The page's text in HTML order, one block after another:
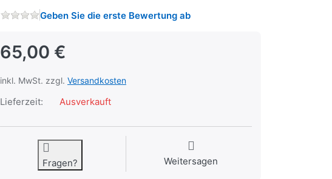
Geben Sie die erste Bewertung ab
65,00 €
inkl. MwSt. zzgl. Versandkosten
Lieferzeit: Ausverkauft
Fragen? Weitersagen